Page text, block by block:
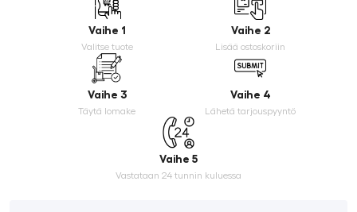
Vaihe 1
Valitse tuote
Vaihe 2
Lisää ostoskoriin
Vaihe 3
Täytä lomake
Vaihe 4
Lähetä tarjouspyyntö
Vaihe 5
Vastataan 24 tunnin kuluessa